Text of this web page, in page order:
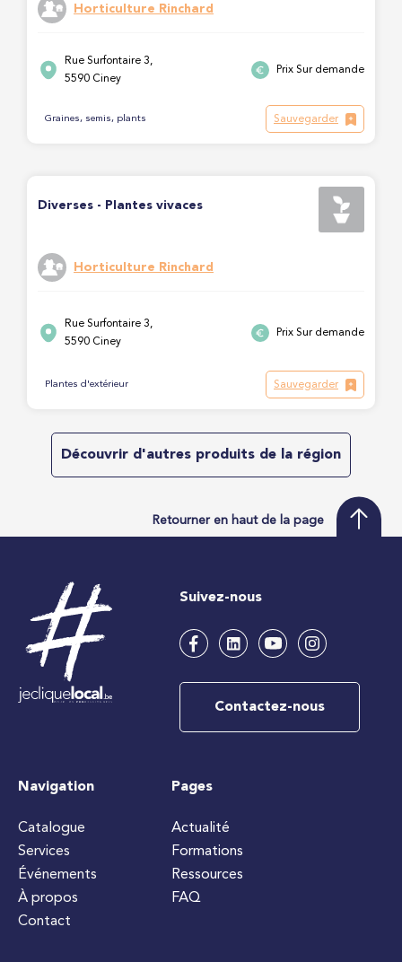
Horticulture Rinchard
Rue Surfontaire 3,
5590 Ciney
Prix Sur demande
Graines, semis, plants Sauvegarder
Diverses - Plantes vivaces
Horticulture Rinchard
Rue Surfontaire 3,
5590 Ciney
Prix Sur demande
Plantes d'extérieur Sauvegarder
Découvrir d'autres produits de la région
Retourner en haut de la page
Suivez-nous
Contactez-nous
Navigation
Catalogue
Services
Événements
À propos
Contact
Pages
Actualité
Formations
Ressources
FAQ